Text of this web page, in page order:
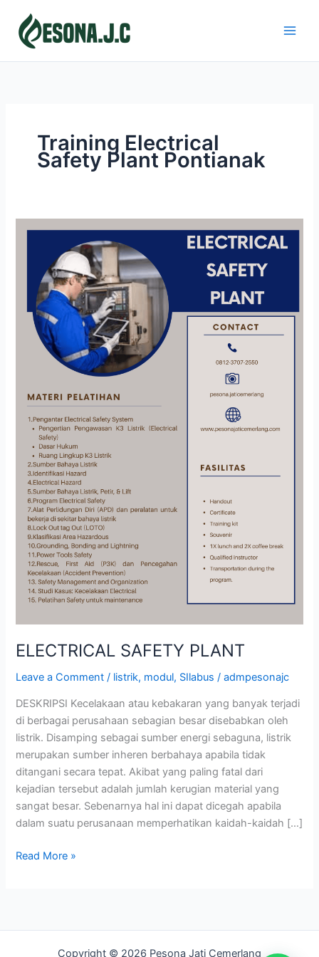
content
Training Electrical
Safety Plant Pontianak
ELECTRICAL SAFETY PLANT
Leave a Comment / listrik, modul, SIlabus /admpesonajc
DESKRIPSI Kecelakaan atau kebakaran yang banyak terjadi
di berbagai perusahaan sebagian besar disebabkan oleh
listrik. Disamping sebagai sumber energi sebaguna, listrik
merupakan sumber inheren berbahaya apabila tidak
ditangani secara tepat. Akibat yang paling fatal dari
kejadian tersebut adalah jumlah kerugian material yang
sangat besar. Sebenarnya hal ini dapat dicegah apabila
dalam suatu perusanaan memperhatikan kaidah-kaidah […]
Read More »
Copyright © 2026 Pesona Jati Cemerlang